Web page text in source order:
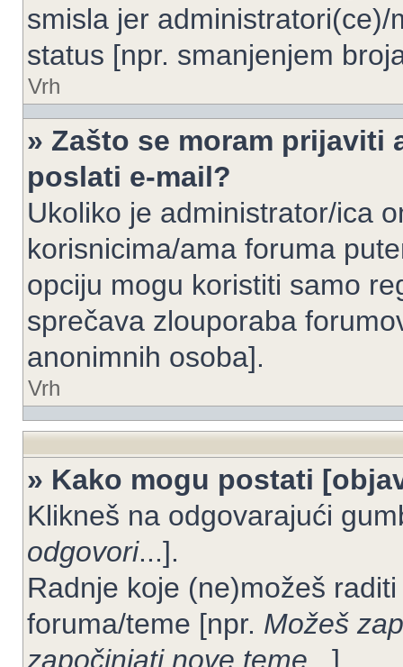
smisla jer
status [npr. smanjenjem
Vrh
» Zašto se moram prijaviti
poslati e-mail?
Ukoliko je administrator/ica
korisnicima/ama foruma
opciju mogu koristiti samo
sprečava zlouporaba
anonimnih osoba].
Vrh
» Kako mogu postati
Klikneš na odgovarajući
odgovori...].
Radnje koje (ne)možeš
foruma/teme [npr. Možeš
započinjati nove teme ...].